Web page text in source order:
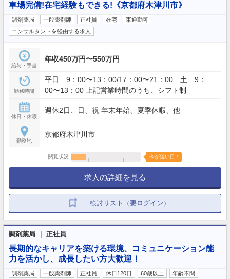
車場完備!在宅経験もできる!《京都府木津川市》
調剤薬局 一般薬剤師 正社員 在宅
車通勤可
コンサルタントを経由する求人
給与・手当
年収450万円〜550万円
勤務時間
平日 9：00〜13：00/17：00〜21：00 土 9：
00〜13：00 上記営業時間のうち、シフト制
休日・休暇
週休2日、日、祝 年末年始、夏季休暇、他
勤務地
京都府木津川市
閲覧状況 今が狙い目！
求人の詳細を見る
検討リスト（要ログイン）
調剤薬局 ｜ 正社員
長期的なキャリアを築ける環境、コミュニケーション能
力を活かし、成長したい方大歓迎！
調剤薬局 一般薬剤師 正社員 休日120日 60歳以上
年齢不問